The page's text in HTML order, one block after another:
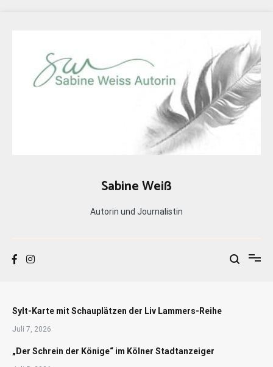
Sabine Weiß
Autorin und Journalistin
Sylt-Karte mit Schauplätzen der Liv Lammers-Reihe
Juli 7, 2026
„Der Schrein der Könige“ im Kölner Stadtanzeiger